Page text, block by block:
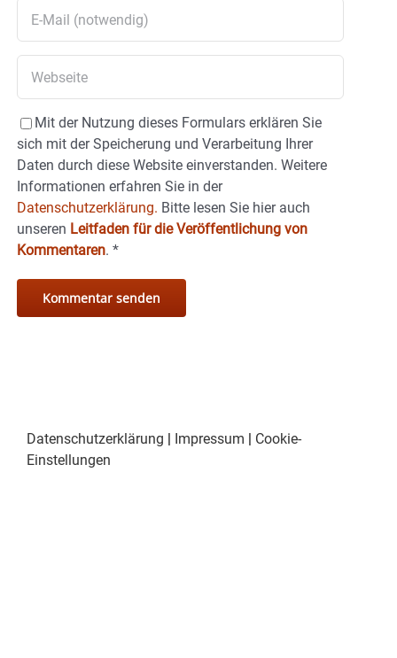
Mit der Nutzung dieses Formulars erklären Sie
sich mit der Speicherung und Verarbeitung Ihrer
Daten durch diese Website einverstanden. Weitere
Informationen erfahren Sie in der
Datenschutzerklärung. Bitte lesen Sie hier auch
unseren Leitfaden für die Veröffentlichung von
Kommentaren. *
Datenschutzerklärung | Impressum | Cookie-
Einstellungen